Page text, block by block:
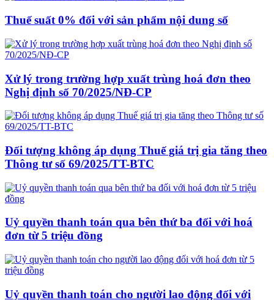
Thuế suất 0% đối với sản phẩm nội dung số
Xử lý trong trường hợp xuất trùng hoá đơn theo
Nghị định số 70/2025/NĐ-CP
Đối tượng không áp dụng Thuế giá trị gia tăng theo
Thông tư số 69/2025/TT-BTC
Uỷ quyền thanh toán qua bên thứ ba đối với hoá
đơn từ 5 triệu đồng
Uỷ quyền thanh toán cho người lao động đối với